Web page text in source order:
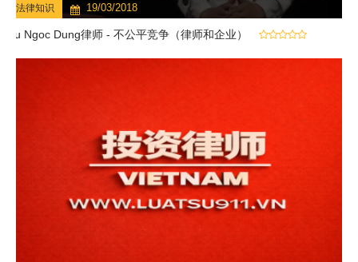
法律知识 19/03/2018
Vu Ngoc Dung律师 - 不公平竞争（律师和企业）